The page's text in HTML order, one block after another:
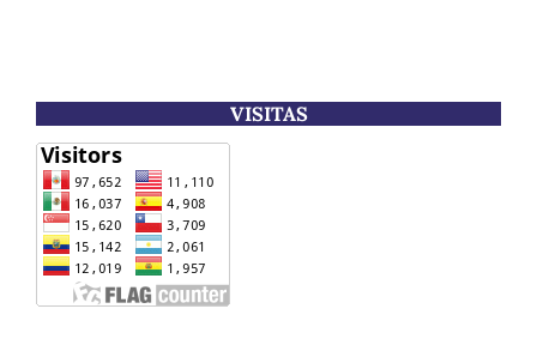
VISITAS